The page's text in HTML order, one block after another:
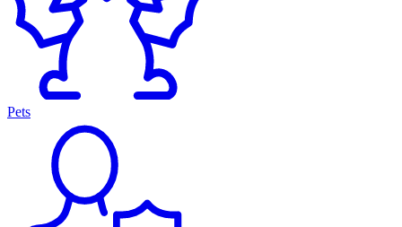
Pets